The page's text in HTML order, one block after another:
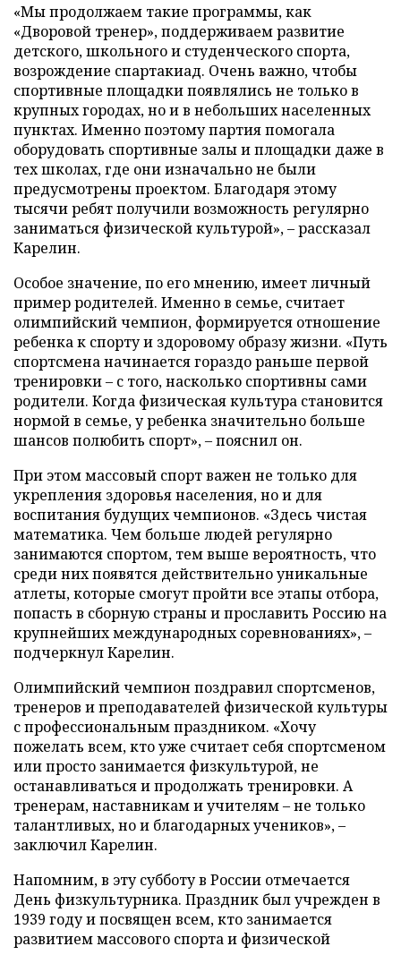
«Мы продолжаем такие программы, как
«Дворовой тренер», поддерживаем развитие
детского, школьного и студенческого спорта,
возрождение спартакиад. Очень важно, чтобы
спортивные площадки появлялись не только в
крупных городах, но и в небольших населенных
пунктах. Именно поэтому партия помогала
оборудовать спортивные залы и площадки даже в
тех школах, где они изначально не были
предусмотрены проектом. Благодаря этому
тысячи ребят получили возможность регулярно
заниматься физической культурой», – рассказал
Карелин.
Особое значение, по его мнению, имеет личный
пример родителей. Именно в семье, считает
олимпийский чемпион, формируется отношение
ребенка к спорту и здоровому образу жизни. «Путь
спортсмена начинается гораздо раньше первой
тренировки – с того, насколько спортивны сами
родители. Когда физическая культура становится
нормой в семье, у ребенка значительно больше
шансов полюбить спорт», – пояснил он.
При этом массовый спорт важен не только для
укрепления здоровья населения, но и для
воспитания будущих чемпионов. «Здесь чистая
математика. Чем больше людей регулярно
занимаются спортом, тем выше вероятность, что
среди них появятся действительно уникальные
атлеты, которые смогут пройти все этапы отбора,
попасть в сборную страны и прославить Россию на
крупнейших международных соревнованиях», –
подчеркнул Карелин.
Олимпийский чемпион поздравил спортсменов,
тренеров и преподавателей физической культуры
с профессиональным праздником. «Хочу
пожелать всем, кто уже считает себя спортсменом
или просто занимается физкультурой, не
останавливаться и продолжать тренировки. А
тренерам, наставникам и учителям – не только
талантливых, но и благодарных учеников», –
заключил Карелин.
Напомним, в эту субботу в России отмечается
День физкультурника. Праздник был учрежден в
1939 году и посвящен всем, кто занимается
развитием массового спорта и физической